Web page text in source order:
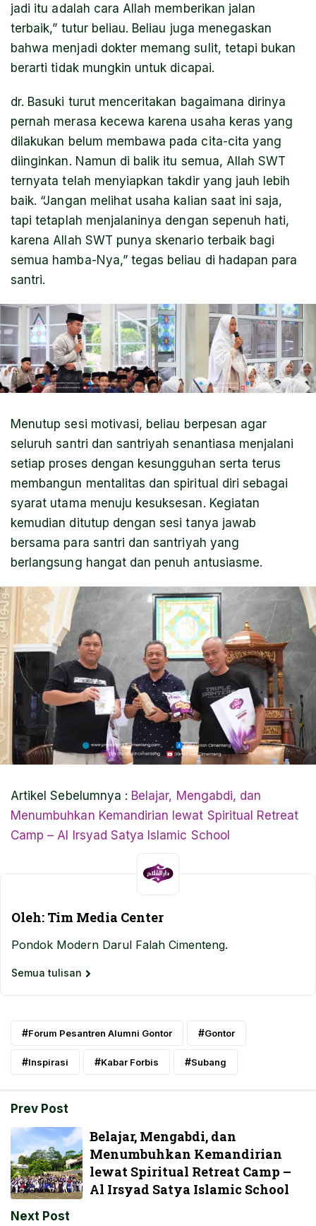
jadi itu adalah cara Allah memberikan jalan
terbaik,” tutur beliau. Beliau juga menegaskan
bahwa menjadi dokter memang sulit, tetapi bukan
berarti tidak mungkin untuk dicapai.
dr. Basuki turut menceritakan bagaimana dirinya
pernah merasa kecewa karena usaha keras yang
dilakukan belum membawa pada cita-cita yang
diinginkan. Namun di balik itu semua, Allah SWT
ternyata telah menyiapkan takdir yang jauh lebih
baik. “Jangan melihat usaha kalian saat ini saja,
tapi tetaplah menjalaninya dengan sepenuh hati,
karena Allah SWT punya skenario terbaik bagi
semua hamba-Nya,” tegas beliau di hadapan para
santri.
Menutup sesi motivasi, beliau berpesan agar
seluruh santri dan santriyah senantiasa menjalani
setiap proses dengan kesungguhan serta terus
membangun mentalitas dan spiritual diri sebagai
syarat utama menuju kesuksesan. Kegiatan
kemudian ditutup dengan sesi tanya jawab
bersama para santri dan santriyah yang
berlangsung hangat dan penuh antusiasme.
Artikel Sebelumnya : Belajar, Mengabdi, dan
Menumbuhkan Kemandirian lewat Spiritual Retreat
Camp – Al Irsyad Satya Islamic School
Oleh: Tim Media Center
Pondok Modern Darul Falah Cimenteng.
Semua tulisan
Forum Pesantren Alumni Gontor Gontor
Inspirasi Kabar Forbis Subang
Prev Post
Belajar, Mengabdi, dan
Menumbuhkan Kemandirian
lewat Spiritual Retreat Camp –
Al Irsyad Satya Islamic School
Next Post